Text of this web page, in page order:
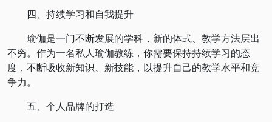
四、持续学习和自我提升
瑜伽是一门不断发展的学科，新的体式、教学方法层出
不穷。作为一名私人瑜伽教练，你需要保持持续学习的态
度，不断吸收新知识、新技能，以提升自己的教学水平和竞
争力。
五、个人品牌的打造